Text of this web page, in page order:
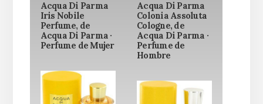
Acqua Di Parma
Iris Nobile
Perfume, de
Acqua Di Parma ·
Perfume de Mujer
Acqua Di Parma
Colonia Assoluta
Cologne, de
Acqua Di Parma ·
Perfume de
Hombre